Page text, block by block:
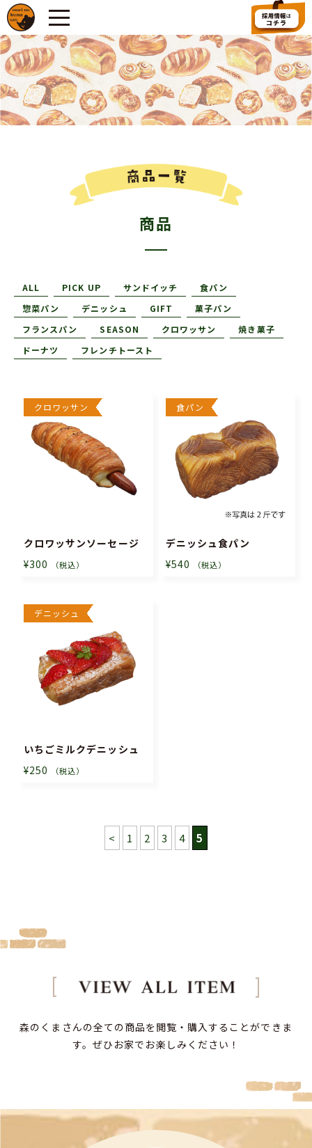
商品
ALL PICK UP サンドイッチ
食パン
惣菜パン
デニッシュ GIFT
菓子パン
フランスパン
SEASON クロワッサン
焼き菓子
ドーナツ
フレンチトースト
クロワッサン
クロワッサンソーセージ
¥300
（税込）
食パン
デニッシュ食パン
¥540
（税込）
デニッシュ
いちごミルクデニッシュ
¥250
（税込）
< 1 2 3 4 5
森のくまさんの全ての商品を閲覧・購入することができま
す。ぜひお家でお楽しみください！